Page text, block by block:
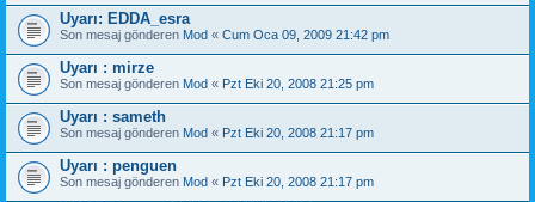
Uyarı: EDDA_esra
Son mesaj gönderen Mod « Cum Oca 09, 2009 21:42 pm
Uyarı : mirze
Son mesaj gönderen Mod « Pzt Eki 20, 2008 21:25 pm
Uyarı : sameth
Son mesaj gönderen Mod « Pzt Eki 20, 2008 21:17 pm
Uyarı : penguen
Son mesaj gönderen Mod « Pzt Eki 20, 2008 21:17 pm